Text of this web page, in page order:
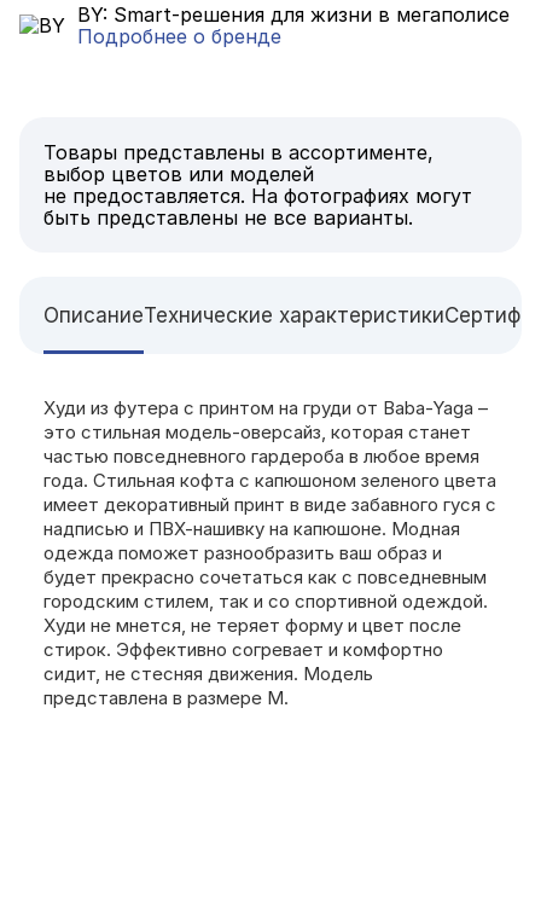
BY: Smart-решения для жизни в мегаполисе
Подробнее о бренде
Товары представлены в ассортименте,
выбор цветов или моделей
не предоставляется. На фотографиях могут
быть представлены не все варианты.
ОписаниеТехнические характеристики
Худи из футера с принтом на груди от Baba-Yaga –
это стильная модель-оверсайз, которая станет
частью повседневного гардероба в любое время
года. Стильная кофта с капюшоном зеленого цвета
имеет декоративный принт в виде забавного гуся с
надписью и ПВХ-нашивку на капюшоне. Модная
одежда поможет разнообразить ваш образ и
будет прекрасно сочетаться как с повседневным
городским стилем, так и со спортивной одеждой.
Худи не мнется, не теряет форму и цвет после
стирок. Эффективно согревает и комфортно
сидит, не стесняя движения. Модель
представлена в размере M.